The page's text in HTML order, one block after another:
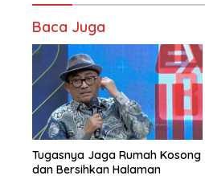
Baca Juga
Tugasnya Jaga Rumah Kosong
dan Bersihkan Halaman